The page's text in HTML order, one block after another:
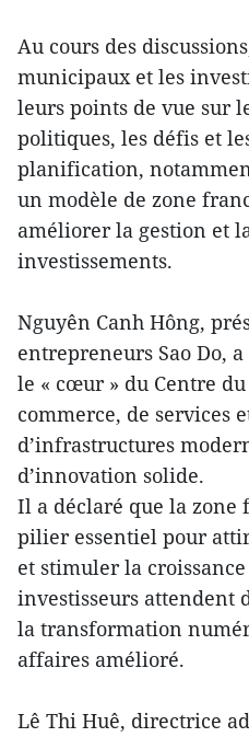
Au cours des
municipaux et les
leurs points de vue sur
politiques, les défis et
planification,
un modèle de zone
améliorer la gestion et
investissements.
Nguyên Canh Hông,
entrepreneurs Sao Do,
le « cœur » du Centre
commerce, de services
d’infrastructures
d’innovation solide.
Il a déclaré que la
pilier essentiel pour
et stimuler la
investisseurs attendent
la transformation
affaires amélioré.
Lê Thi Huê, directrice